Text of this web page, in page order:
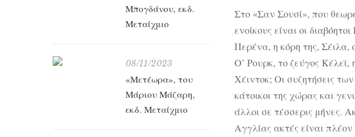
Στο «Σαν Σουσί», που
ενοίκους είναι οι
Περένα, η κόρη της, Σέιλα,
Ο’ Ρουρκ, το ζεύγος
Χέιντοκ; Οι συζητήσεις
κάτοικοι της χώρας και
άλλοι σε τέσσερις μήνες.
Αγγλίας ακτές είναι
Μπογδάνου, εκδ.
Μεταίχμιο
08/11/2023
«Μετέωρα», του
Μάριου Μάζαρη,
εκδ. Μεταίχμιο